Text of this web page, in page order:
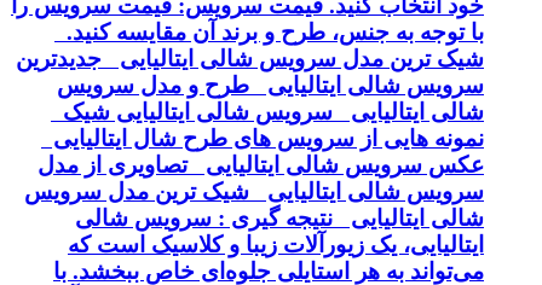
خود انتخاب کنید. قیمت سرویس: قیمت سرویس را
با توجه به جنس، طرح و برند آن مقایسه کنید.
شیک ترین مدل سرویس شالی ایتالیایی جدیدترین
سرویس شالی ایتالیایی طرح و مدل سرویس
شالی ایتالیایی سرویس شالی ایتالیایی شیک
نمونه هایی از سرویس های طرح شال ایتالیایی
عکس سرویس شالی ایتالیایی تصاویری از مدل
سرویس شالی ایتالیایی شیک ترین مدل سرویس
شالی ایتالیایی نتیجه گیری : سرویس شالی
ایتالیایی، یک زیورآلات زیبا و کلاسیک است که
می‌تواند به هر استایلی جلوه‌ای خاص ببخشد. با